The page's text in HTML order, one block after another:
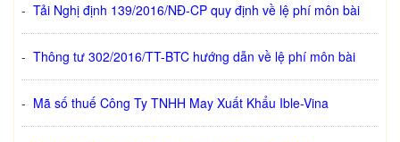
- Tải Nghị định 139/2016/NĐ-CP quy định về lệ phí môn bài
- Thông tư 302/2016/TT-BTC hướng dẫn về lệ phí môn bài
- Mã số thuế Công Ty TNHH May Xuất Khẩu Ible-Vina